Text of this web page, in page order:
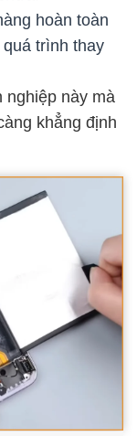
hoàn toàn
trình thay
nghiệp này mà
khẳng định